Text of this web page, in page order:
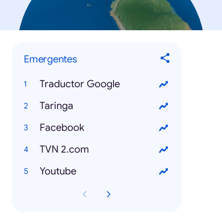
Emergentes
Traductor Google
Taringa
Facebook
TVN 2.com
Youtube